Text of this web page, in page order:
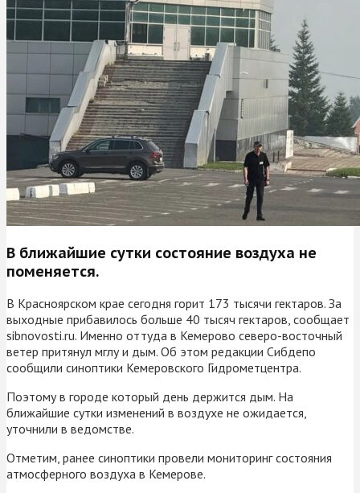
В ближайшие сутки состояние воздуха не
поменяется.
В Красноярском крае сегодня горит 173 тысячи гектаров. За
выходные прибавилось больше 40 тысяч гектаров, сообщает
sibnovosti.ru. Именно оттуда в Кемерово северо-восточный
ветер притянул мглу и дым. Об этом редакции Сибдепо
сообщили синоптики Кемеровского Гидрометцентра.
Поэтому в городе который день держится дым. На
ближайшие сутки изменений в воздухе не ожидается,
уточнили в ведомстве.
Отметим, ранее синоптики провели мониторинг состояния
атмосферного воздуха в Кемерове.